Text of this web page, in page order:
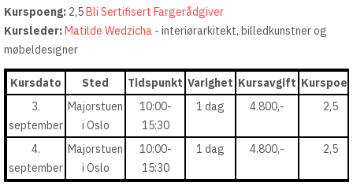
Kurspoeng: 2,5Bli Sertifisert Fargerådgiver
Kursleder:Matilde Wedzicha - interiørarkitekt, billedkunstner og
møbeldesigner
Kursdato Sted Tidspunkt Varighet Kursavgift
3.
september
Majorstuen
i Oslo
10:00-
15:30
1 dag 4.800,- 2,5
4.
september
Majorstuen
i Oslo
10:00-
15:30
1 dag 4.800,- 2,5